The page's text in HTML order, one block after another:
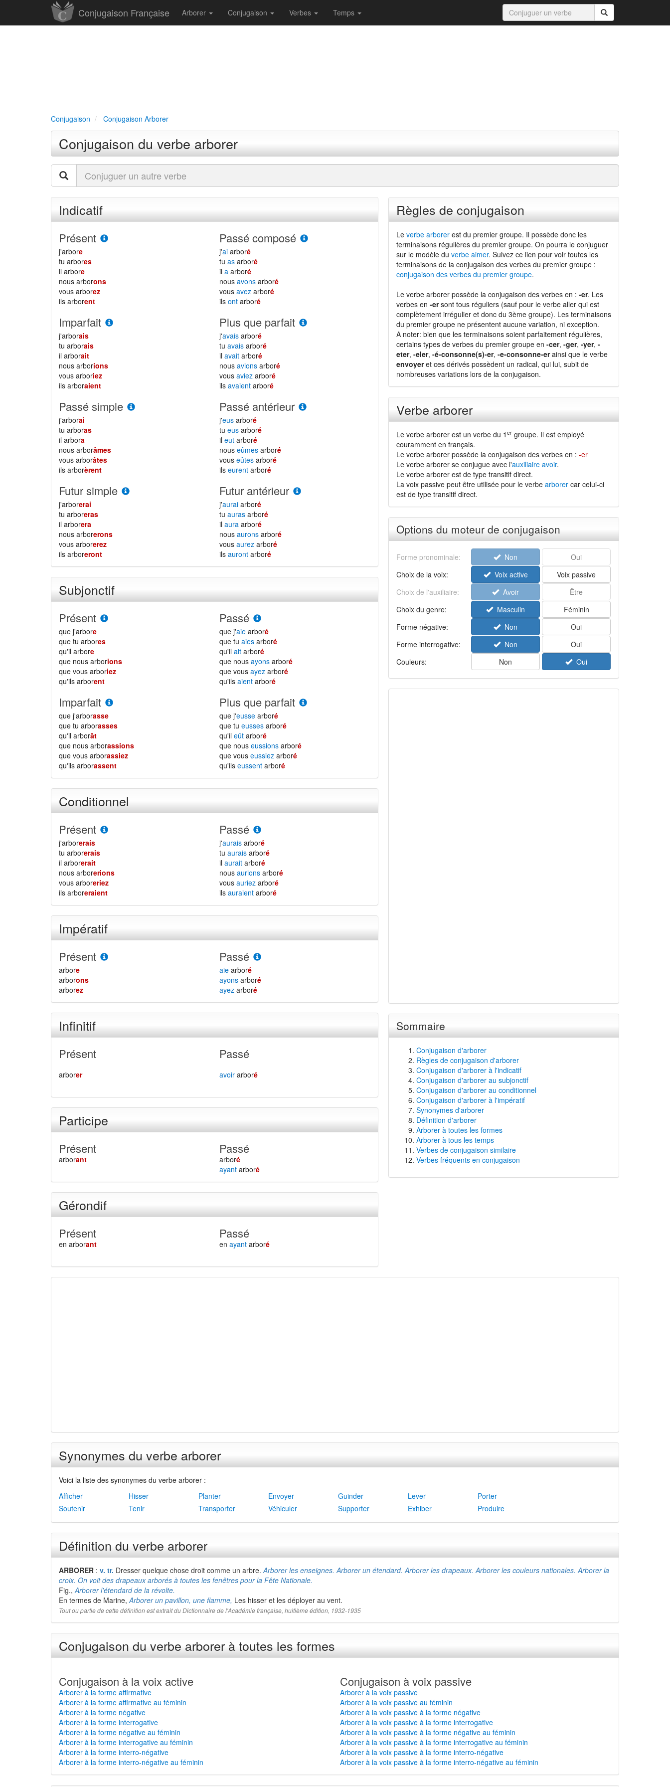
Conjugaison Française Arborer Conjugaison Verbes Temps
Conjugaison Conjugaison Arborer
Conjugaison du verbe arborer
Indicatif
Présent
j'arbore
tu arbores
il arbore
nous arborons
vous arborez
ils arborent
Passé composé
j'ai arboré
tuas arboré
ila arboré
nousavons arboré
vousavez arboré
ilsont arboré
Imparfait
j'arborais
tu arborais
il arborait
nous arborions
vous arboriez
ils arboraient
Plus que parfait
j'avais arboré
tuavais arboré
ilavait arboré
nousavions arboré
vousaviez arboré
ilsavaient arboré
Passé simple
j'arborai
tu arboras
il arbora
nous arborâmes
vous arborâtes
ils arborèrent
Passé antérieur
j'eus arboré
tueus arboré
ileut arboré
nouseûmes arboré
vouseûtes arboré
ilseurent arboré
Futur simple
j'arborerai
tu arboreras
il arborera
nous arborerons
vous arborerez
ils arboreront
Futur antérieur
j'aurai arboré
tuauras arboré
ilaura arboré
nousaurons arboré
vousaurez arboré
ilsauront arboré
Subjonctif
Présent
que j'arbore
que tu arbores
qu'il arbore
que nous arborions
que vous arboriez
qu'ils arborent
Passé
que j'aie arboré
que tuaies arboré
qu'ilait arboré
que nousayons arboré
que vousayez arboré
qu'ilsaient arboré
Imparfait
que j'arborasse
que tu arborasses
qu'il arborât
que nous arborassions
que vous arborassiez
qu'ils arborassent
Plus que parfait
que j'eusse arboré
que tueusses arboré
qu'ileût arboré
que nouseussions arboré
que vouseussiez arboré
qu'ilseussent arboré
Conditionnel
Présent
j'arborerais
tu arborerais
il arborerait
nous arborerions
vous arboreriez
ils arboreraient
Passé
j'aurais arboré
tuaurais arboré
ilaurait arboré
nousaurions arboré
vousauriez arboré
ilsauraient arboré
Impératif
Présent
arbore
arborons
arborez
Passé
aie arboré
ayons arboré
ayez arboré
Infinitif
Présent
arborer
Passé
avoir arboré
Participe
Présent
arborant
Passé
arboré
ayant arboré
Gérondif
Présent
en arborant
Passé
enayant arboré
Règles de conjugaison
Le verbe arborerest du premier groupe. Il possède donc les
terminaisons régulières du premier groupe. On pourra le conjuguer
sur le modèle du verbe aimer. Suivez ce lien pour voir toutes les
terminaisons de la conjugaison des verbes du premier groupe :
conjugaison des verbes du premier groupe.
Le verbe arborer possède la conjugaison des verbes en : -er. Les
verbes en -ersont tous réguliers (sauf pour le verbe aller qui est
complètement irrégulier et donc du 3ème groupe). Les terminaisons
du premier groupe ne présentent aucune variation, ni exception.
A noter: bien que les terminaisons soient parfaitement régulières,
certains types de verbes du premier groupe en -cer, -ger, -yer, -
eter, -eler, -é-consonne(s)-er, -e-consonne-erainsi que le verbe
envoyeret ces dérivés possèdent un radical, qui lui, subit de
nombreuses variations lors de la conjugaison.
Verbe arborer
Le verbe arborer est un verbe du 1 ergroupe. Il est employé
couramment en français.
Le verbe arborer possède la conjugaison des verbes en : -er
Le verbe arborer se conjugue avec l'auxiliaire avoir.
Le verbe arborer est de type transitif direct.
La voix passive peut être utilisée pour le verbe arborercar celui-ci
est de type transitif direct.
Options du moteur de conjugaison
Forme pronominale: Non
Oui
Choix de la voix:
Voix active
Voix passive
Choix de l'auxiliaire:
Avoir
Être
Choix du genre:
Masculin
Féminin
Forme négative:
Non
Oui
Forme interrogative:
Non
Oui
Couleurs:
Non Oui
Sommaire
Conjugaison d'arborer
Règles de conjugaison d'arborer
Conjugaison d'arborer à l'indicatif
Conjugaison d'arborer au subjonctif
Conjugaison d'arborer au conditionnel
Conjugaison d'arborer à l'impératif
Synonymes d'arborer
Définition d'arborer
Arborer à toutes les formes
Arborer à tous les temps
Verbes de conjugaison similaire
Verbes fréquents en conjugaison
Synonymes du verbe arborer
Voici la liste des synonymes du verbe arborer :
Afficher
Hisser Planter Envoyer Guinder Lever
Porter
Soutenir
Tenir Transporter Véhiculer Supporter Exhiber Produire
Définition du verbe arborer
ARBORER : v. tr. Dresser quelque chose droit comme un arbre.Arborer les enseignes. Arborer un étendard. Arborer les drapeaux. Arborer les couleurs nationales. Arborer la
croix. On voit des drapeaux arborés à toutes les fenêtres pour la Fête Nationale.
Fig.,Arborer l'étendard de la révolte.
En termes de Marine,Arborer un pavillon, une flamme, Les hisser et les déployer au vent.
Tout ou partie de cette définition est extrait du Dictionnaire de l'Académie française, huitième édition, 1932-1935
Conjugaison du verbe arborer à toutes les formes
Conjugaison à la voix active
Arborer à la forme affirmative
Arborer à la forme affirmative au féminin
Arborer à la forme négative
Arborer à la forme interrogative
Arborer à la forme négative au féminin
Arborer à la forme interrogative au féminin
Arborer à la forme interro-négative
Arborer à la forme interro-négative au féminin
Conjugaison à voix passive
Arborer à la voix passive
Arborer à la voix passive au féminin
Arborer à la voix passive à la forme négative
Arborer à la voix passive à la forme interrogative
Arborer à la voix passive à la forme négative au féminin
Arborer à la voix passive à la forme interrogative au féminin
Arborer à la voix passive à la forme interro-négative
Arborer à la voix passive à la forme interro-négative au féminin